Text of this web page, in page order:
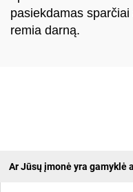
pasiekdamas
remia darną.
Ar Jūsų įmonė yra gamyklė